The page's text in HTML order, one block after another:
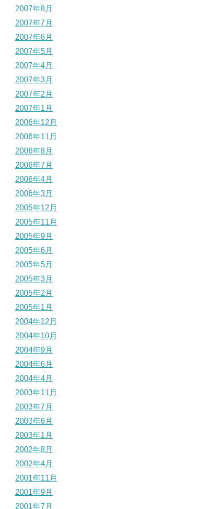
2007年8月
2007年7月
2007年6月
2007年5月
2007年4月
2007年3月
2007年2月
2007年1月
2006年12月
2006年11月
2006年8月
2006年7月
2006年4月
2006年3月
2005年12月
2005年11月
2005年9月
2005年6月
2005年5月
2005年3月
2005年2月
2005年1月
2004年12月
2004年10月
2004年9月
2004年6月
2004年4月
2003年11月
2003年7月
2003年6月
2003年1月
2002年8月
2002年4月
2001年11月
2001年9月
2001年7月